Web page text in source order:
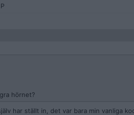
hörnet?
har ställt in, det var bara min vanliga